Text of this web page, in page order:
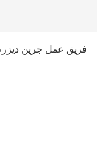
فريق عمل جرين